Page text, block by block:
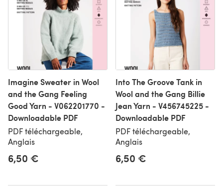
Imagine Sweater in Wool
and the Gang Feeling
Good Yarn - V062201770 -
Downloadable PDF
PDF téléchargeable,
Anglais
6,50 €
Into The Groove Tank in
Wool and the Gang Billie
Jean Yarn - V456745225 -
Downloadable PDF
PDF téléchargeable,
Anglais
6,50 €